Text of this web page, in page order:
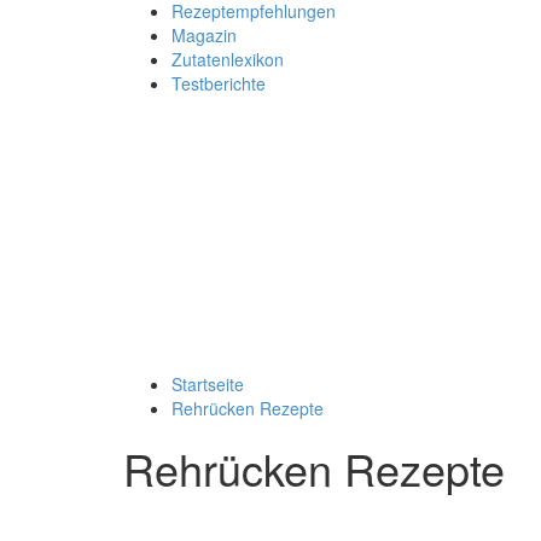
Rezeptempfehlungen
Magazin
Zutatenlexikon
Testberichte
Startseite
Rehrücken Rezepte
Rehrücken Rezepte